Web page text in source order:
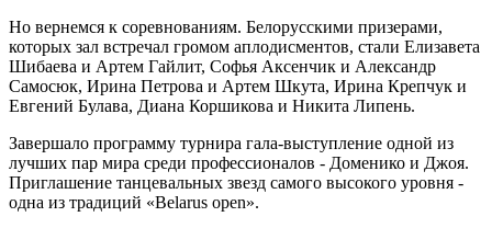
Но вернемся к соревнованиям. Белорусскими призерами,
которых зал встречал громом аплодисмен­тов, стали Елизавета
Шибаева и Ар­тем Гайлит, Софья Аксенчик и Алек­сандр
Самосюк, Ирина Петрова и Артем Шкута, Ирина Крепчук и
Евге­ний Булава, Диана Коршикова и Ни­кита Липень.
Завершало программу турнира гала-выступление одной из
лучших пар мира среди профессионалов - Доменико и Джоя.
Приглаше­ние танцевальных звезд самого вы­сокого уровня -
одна из традиций «Belarus open».